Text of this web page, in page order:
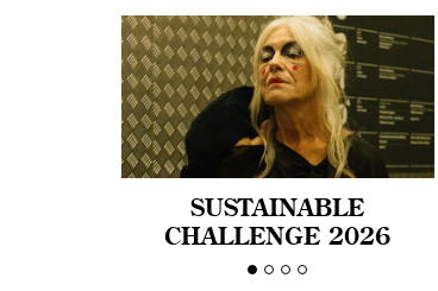
SUSTAINABLE
CHALLENGE 2026
CELEBRA LA